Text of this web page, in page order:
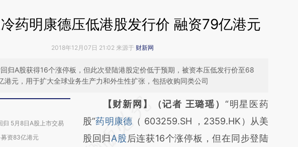
药明康德压低港股发行价 融资79亿港元
2018年12月07日 21:02 来源于 财新网
归A股获得16个涨停板，但此次登陆港股定价低于预期，被资本压低发行价至68
港元，用于扩大全球业务生产力和外生性扩张，包括收购同类公司
归 5月8日A股上市交易
资83亿港元
【财新网】（记者 王璐瑶） “明星医药
股”药明康德 （ 603259.SH ，2359.HK）从美
股回归A股后连获16个涨停板，但在同步登陆